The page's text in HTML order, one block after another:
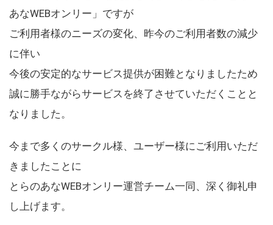
あなWEBオンリー」ですが
ご利用者様のニーズの変化、昨今のご利用者数の減少
に伴い
今後の安定的なサービス提供が困難となりましたため
誠に勝手ながらサービスを終了させていただくことと
なりました。
今まで多くのサークル様、ユーザー様にご利用いただ
きましたことに
とらのあなWEBオンリー運営チーム一同、深く御礼申
し上げます。